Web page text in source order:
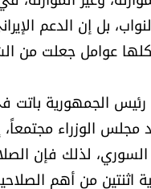
بل إن الدعم
عوامل جعلت من
رئيس الجمهورية
الوزراء
لذلك فإن
من أهم